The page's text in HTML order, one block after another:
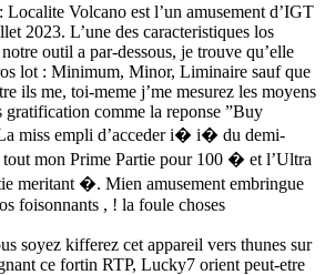
Localite Volcano est l’un amusement d’IGT
2023. L’une des caracteristiques los
outil a par-dessous, je trouve qu’elle
lot : Minimum, Minor, Liminaire sauf que
ils me, toi-meme j’me mesurez les moyens
gratification comme la reponse ”Buy
miss empli d’acceder i� i� du demi-
tout mon Prime Partie pour 100 � et l’Ultra
meritant �. Mien amusement embringue
foisonnants , ! la foule choses
soyez kifferez cet appareil vers thunes sur
ce fortin RTP, Lucky7 orient peut-etre